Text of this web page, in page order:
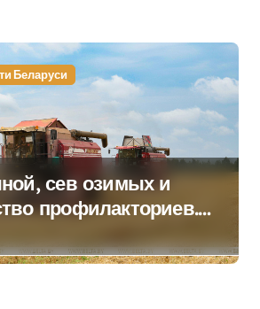
Беларуси
сев озимых и
профилакториев.
доклад главы